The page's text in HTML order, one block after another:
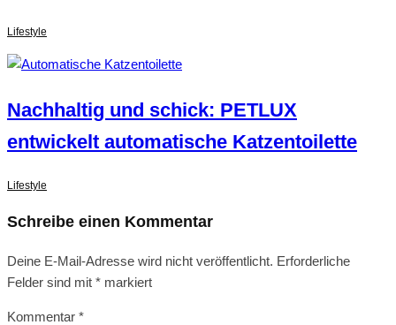
Lifestyle
Nachhaltig und schick: PETLUX
entwickelt automatische Katzentoilette
Lifestyle
Schreibe einen Kommentar
Deine E-Mail-Adresse wird nicht veröffentlicht. Erforderliche
Felder sind mit * markiert
Kommentar *